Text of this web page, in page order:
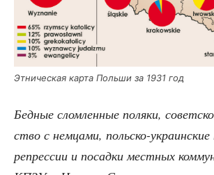
Этни­че­ская кар­та Поль­ши за 1931 год
Бед­ные слом­лен­ные поля­ки,
ство с нем­ца­ми, поль­ско-
репрес­сии и посад­ки мест­ных